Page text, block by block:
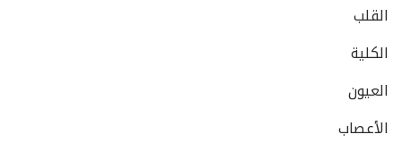
القلب
الكلية
العيون
الأعصاب